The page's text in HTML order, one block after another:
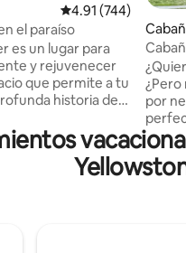
Calificación
4.91 (744)
el paraíso
es un lugar para
y rejuvenecer
que permite a tu
historia de
oro hasta cuando el
por la tierra.
por
en 20